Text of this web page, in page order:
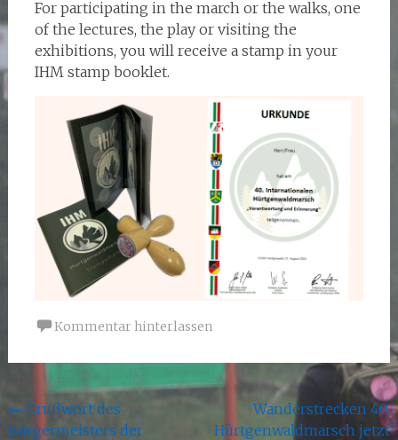
For participating in the march or the walks, one
of the lectures, the play or visiting the
exhibitions, you will receive a stamp in your
IHM stamp booklet.
Kommentar hinterlassen
Beitragsnavigation
← Grußwort des
Bürgermeisters der
Wanderstrecken 40.
Hürtgenwaldmarsch jetzt